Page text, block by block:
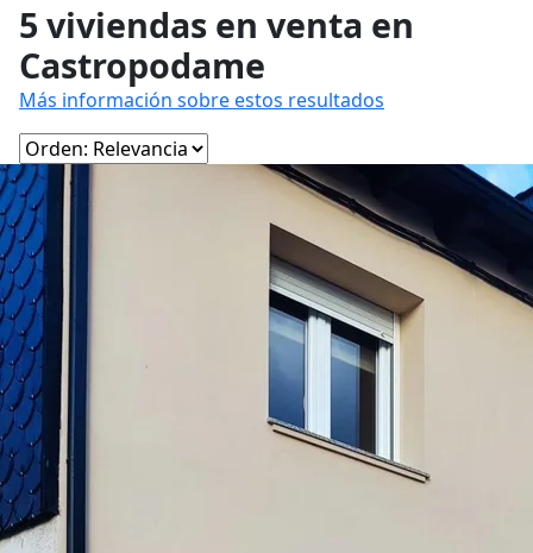
5 viviendas en venta en
Castropodame
Más información sobre estos resultados